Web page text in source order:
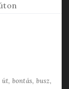
út bontás busz